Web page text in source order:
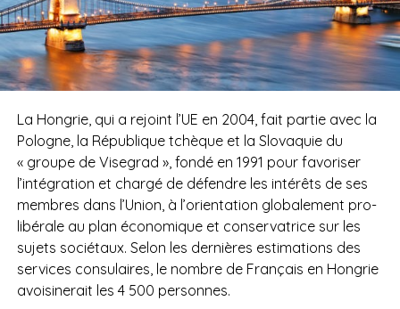
La Hongrie, qui a rejoint l’UE en 2004, fait partie avec la
Pologne, la République tchèque et la Slovaquie du
« groupe de Visegrad », fondé en 1991 pour favoriser
l’intégration et chargé de défendre les intérêts de ses
membres dans l’Union, à l’orientation globalement pro-
libérale au plan économique et conservatrice sur les
sujets sociétaux. Selon les dernières estimations des
services consulaires, le nombre de Français en Hongrie
avoisinerait les 4 500 personnes.